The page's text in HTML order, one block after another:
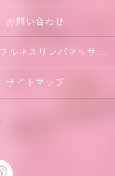
お問い合わせ
マインドフルネスリンパマッサージとは
サイトマップ